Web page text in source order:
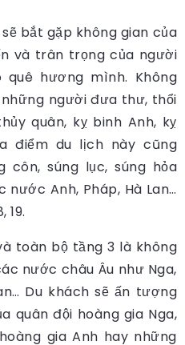
bắt gặp không gian của
và trân trọng của người
hương mình. Không
người đưa thư, thổi
quân, kỵ binh Anh, kỵ
điểm du lịch này cũng
súng lục, súng hỏa
Anh, Pháp, Hà Lan…
19.
toàn bộ tầng 3 là không
nước châu Âu như Nga,
Du khách sẽ ấn tượng
quân đội hoàng gia Nga,
gia Anh hay những